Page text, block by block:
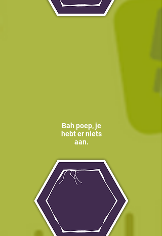
Bah poep, je
hebt er niets
aan.